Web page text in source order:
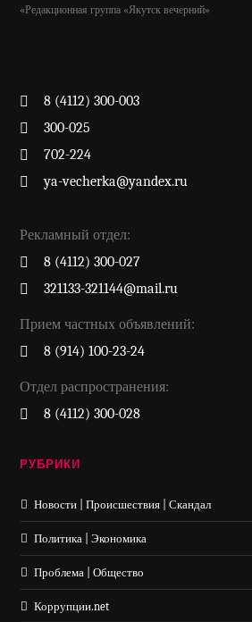
«Редакционная группа «Якутск вечерний»
8 (4112) 300-003
300-025
702-224
ya-vecherka@yandex.ru
Рекламный отдел:
8 (4112) 300-027
321133-321144@mail.ru
Прием частных объявлений:
8 (914) 100-23-24
Отдел распространения:
8 (4112) 300-028
РУБРИКИ
Новости | Происшествия | Скандал
Политика | Экономика
Проблема | Общество
Коррупции.net